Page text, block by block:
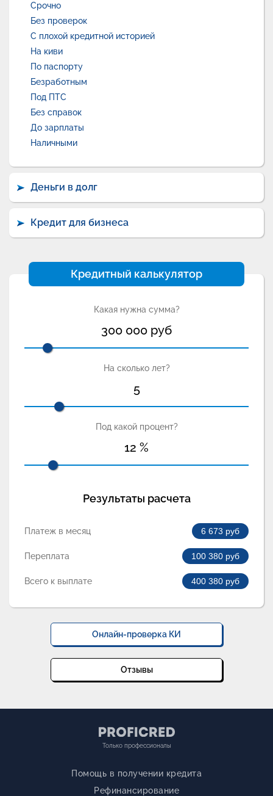
Срочно
Без проверок
С плохой кредитной историей
На киви
По паспорту
Безработным
Под ПТС
Без справок
До зарплаты
Наличными
Деньги в долг
Кредит для бизнеса
Кредитный калькулятор
Какая нужна сумма?
300 000 руб
На сколько лет?
5
Под какой процент?
12 %
Результаты расчета
Платеж в месяц 6 673 руб
Переплата 100 380 руб
Всего к выплате 400 380 руб
Онлайн-проверка КИ
Отзывы
Только профессионалы
Помощь в получении кредита
Рефинансирование